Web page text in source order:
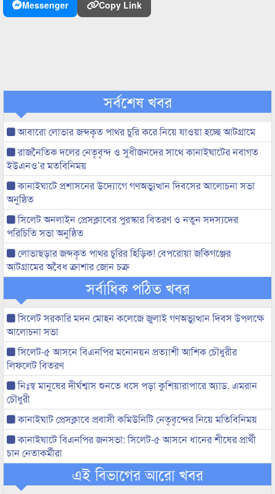
Messenger
Copy Link
সর্বশেষ খবর
আবারো লোভার জব্দকৃত পাথর চুরি করে নিয়ে যাওয়া হচ্ছে আটগ্রামে
রাজনৈতিক দলের নেতৃবৃন্দ ও সুধীজনদের সাথে কানাইঘাটের নবাগত
ইউএনও’র মতবিনিময়
কানাইঘাটে প্রশাসনের উদ্যোগে গণঅভ্যুত্থান দিবসের আলোচনা সভা
অনুষ্ঠিত
সিলেট অনলাইন প্রেসক্লাবের পুরস্কার বিতরণ ও নতুন সদস্যদের
পরিচিতি সভা অনুষ্ঠিত
লোভাছড়ার জব্দকৃত পাথর চুরির হিড়িক! বেপরোয়া জকিগঞ্জের
আটগ্রামের অবৈধ ক্রাশার জোন চক্র
সর্বাধিক পঠিত খবর
সিলেট সরকারি মদন মোহন কলেজে জুলাই গণঅভ্যুত্থান দিবস উপলক্ষে
আলোচনা সভা
সিলেট-৫ আসনে বিএনপির মনোনয়ন প্রত্যাশী আশিক চৌধুরীর
লিফলেট বিতরণ
নিঃস্ব মানুষের দীর্ঘশ্বাস শুনতে ধসে পড়া কুশিয়ারাপারে অ্যাড. এমরান
চৌধুরী
কানাইঘাট প্রেসক্লাবে প্রবাসী কমিউনিটি নেতৃবৃন্দের নিয়ে মতিবিনিময়
কানাইঘাটে বিএনপির জনসভা: সিলেট-৫ আসনে ধানের শীষের প্রার্থী
চান নেতাকর্মীরা
এই বিভাগের আরো খবর